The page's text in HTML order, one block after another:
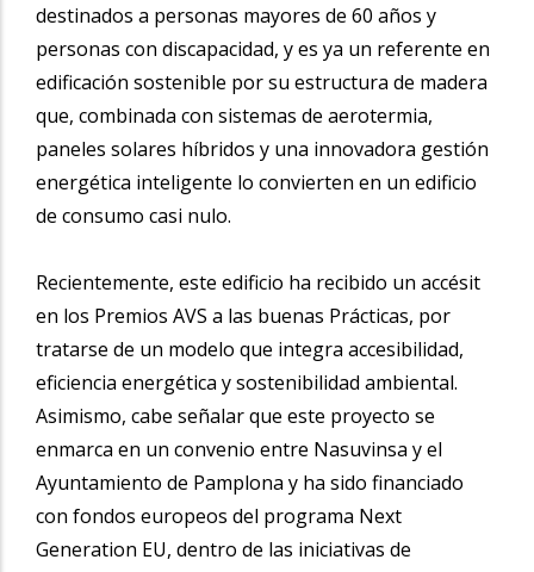
destinados a personas mayores de 60 años y
personas con discapacidad, y es ya un referente en
edificación sostenible por su estructura de madera
que, combinada con sistemas de aerotermia,
paneles solares híbridos y una innovadora gestión
energética inteligente lo convierten en un edificio
de consumo casi nulo.
Recientemente, este edificio ha recibido un accésit
en los Premios AVS a las buenas Prácticas, por
tratarse de un modelo que integra accesibilidad,
eficiencia energética y sostenibilidad ambiental.
Asimismo, cabe señalar que este proyecto se
enmarca en un convenio entre Nasuvinsa y el
Ayuntamiento de Pamplona y ha sido financiado
con fondos europeos del programa Next
Generation EU, dentro de las iniciativas de